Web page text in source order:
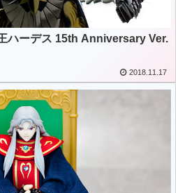
ハーデス 15th Anniversary Ver.
2018.11.17